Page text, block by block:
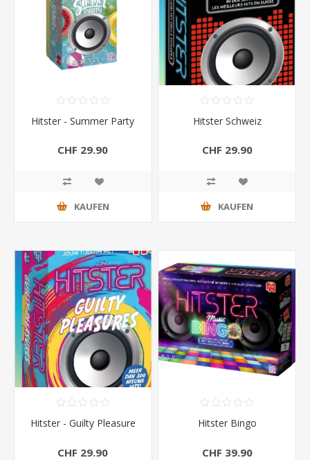
Hitster - Summer Party
CHF 29.90
KAUFEN
Hitster Schweiz
CHF 29.90
KAUFEN
Hitster - Guilty Pleasure
CHF 29.90
Hitster Bingo
CHF 39.90